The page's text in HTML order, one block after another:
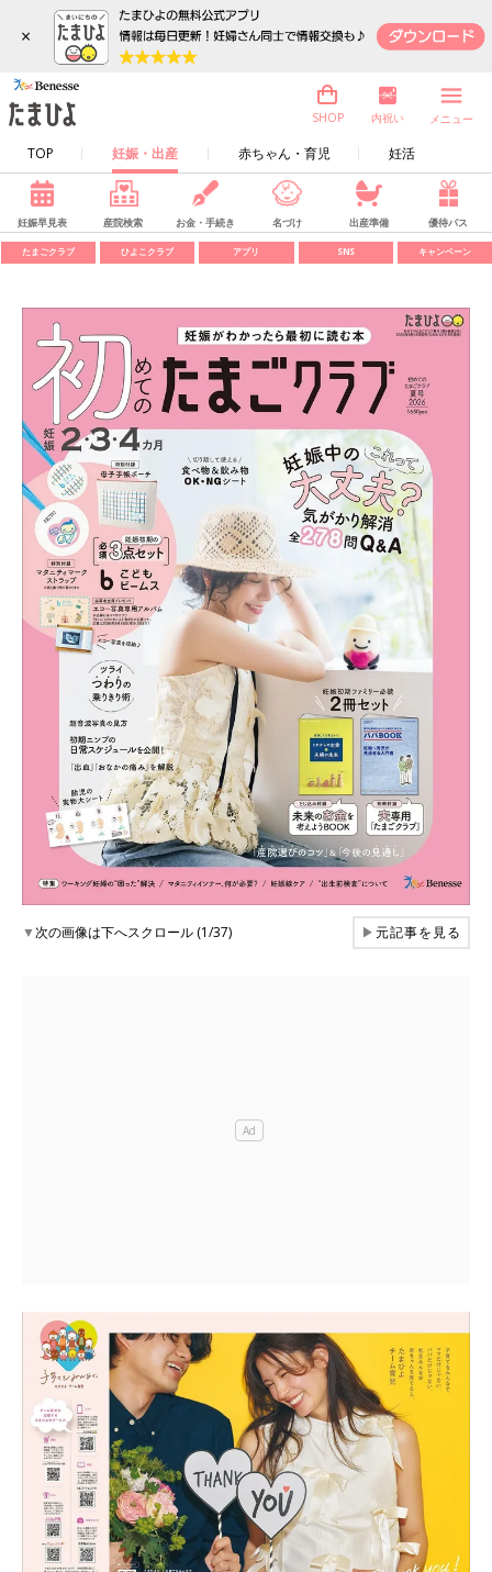
×
TOP 妊娠・出産 赤ちゃん・育児 妊活
SHOP 内祝い メニュー
妊娠早見表 産院検索 お金・手続き 名づけ 出産準備 優待パス
たまごクラブ ひよこクラブ アプリ SNS キャンペーン
▼次の画像は下へスクロール (1/37) ▶元記事を見る